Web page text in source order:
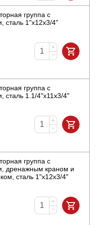
группа с
сталь 1"х12х3/4"
+
−
группа с
сталь 1.1/4"х11х3/4"
+
−
группа с
дренажным краном и
сталь 1"х12х3/4"
+
−